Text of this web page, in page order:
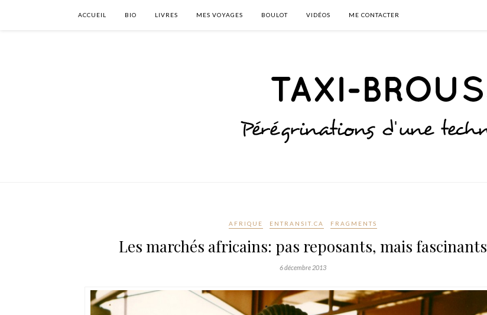
ACCUEIL BIO LIVRES MES VOYAGES BOULOT VIDÉOS ME CONTACTER
AFRIQUE ENTRANSIT.CA FRAGMENTS
Les marchés africains: pas reposants, mais fascinants
6 décembre 2013